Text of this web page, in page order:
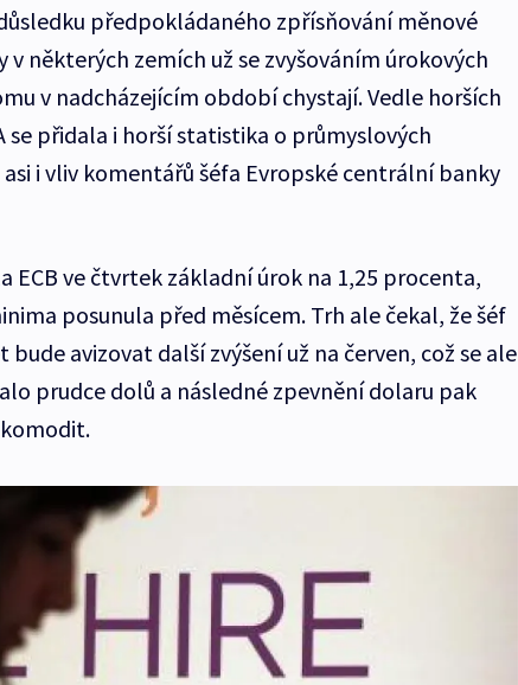
předpokládaného zpřísňování měnové
některých zemích už se zvyšováním úrokových
v nadcházejícím období chystají. Vedle horších
se přidala i horší statistika o průmyslových
asi i vliv komentářů šéfa Evropské centrální banky
ECB ve čtvrtek základní úrok na 1,25 procenta,
posunula před měsícem. Trh ale čekal, že šéf
bude avizovat další zvýšení už na červen, což se ale
prudce dolů a následné zpevnění dolaru pak